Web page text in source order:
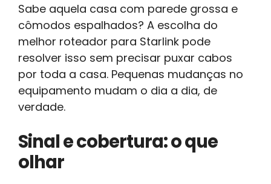
Sabe aquela casa com parede grossa e
cômodos espalhados? A escolha do
melhor roteador para Starlink pode
resolver isso sem precisar puxar cabos
por toda a casa. Pequenas mudanças no
equipamento mudam o dia a dia, de
verdade.
Sinal e cobertura: o que
olhar